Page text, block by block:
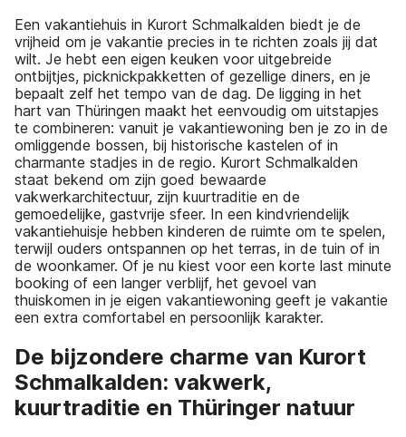
Een vakantiehuis in Kurort Schmalkalden biedt je de
vrijheid om je vakantie precies in te richten zoals jij dat
wilt. Je hebt een eigen keuken voor uitgebreide
ontbijtjes, picknickpakketten of gezellige diners, en je
bepaalt zelf het tempo van de dag. De ligging in het
hart van Thüringen maakt het eenvoudig om uitstapjes
te combineren: vanuit je vakantiewoning ben je zo in de
omliggende bossen, bij historische kastelen of in
charmante stadjes in de regio. Kurort Schmalkalden
staat bekend om zijn goed bewaarde
vakwerkarchitectuur, zijn kuurtraditie en de
gemoedelijke, gastvrije sfeer. In een kindvriendelijk
vakantiehuisje hebben kinderen de ruimte om te spelen,
terwijl ouders ontspannen op het terras, in de tuin of in
de woonkamer. Of je nu kiest voor een korte last minute
booking of een langer verblijf, het gevoel van
thuiskomen in je eigen vakantiewoning geeft je vakantie
een extra comfortabel en persoonlijk karakter.
De bijzondere charme van Kurort
Schmalkalden: vakwerk,
kuurtraditie en Thüringer natuur